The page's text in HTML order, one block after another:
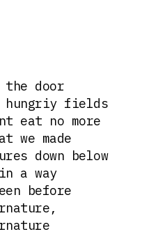
the door
hungriy fields
eat no more
we made
down below
a way
before